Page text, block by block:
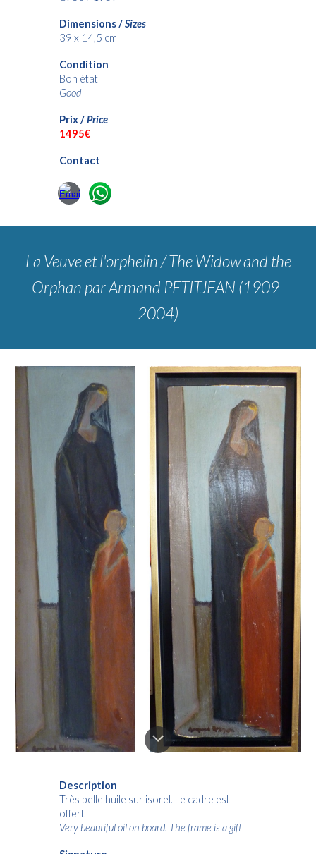
Dimensions /Sizes
39 x 14,5 cm
Condition
Bon état
Good
Prix /Price
1495€
Contact
La Veuve et l'orphelin / The Widow and the
Orphan par Armand PETITJEAN (1909-
2004)
Description
Très belle huile sur isorel. Le cadre est
offert
Very beautiful oil on board. The frame is a gift